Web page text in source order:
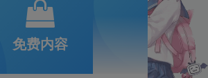
登录查看
免费内容